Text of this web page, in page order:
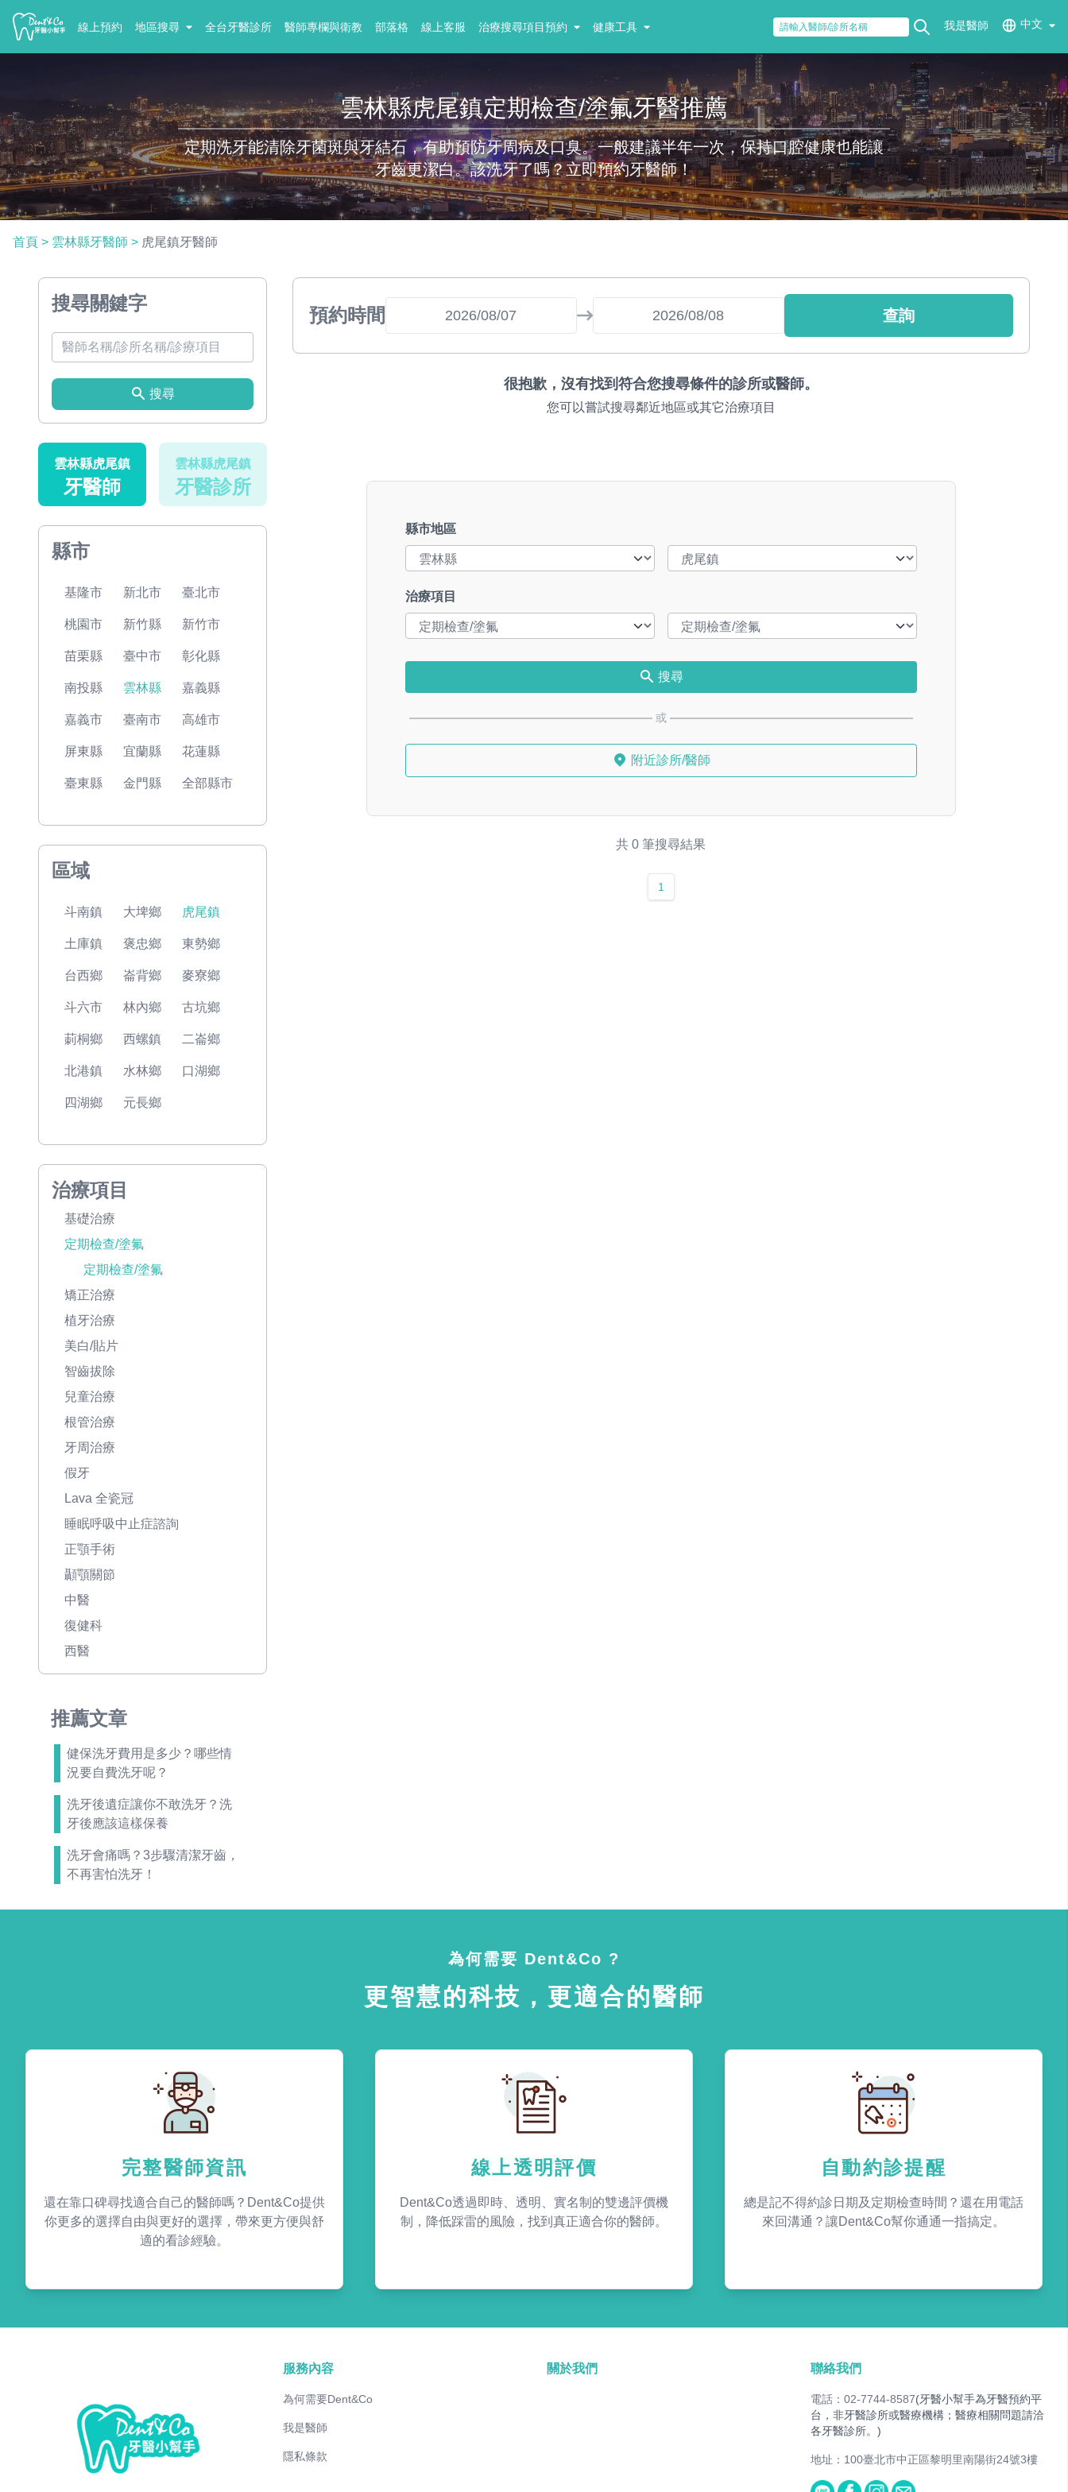
線上預約 地區搜尋 全台牙醫診所 醫師專欄與衛教 部落格 線上客服 治療搜尋項目預約 健康工具 我是醫師 中文
雲林縣虎尾鎮定期檢查/塗氟牙醫推薦
定期洗牙能清除牙菌斑與牙結石，有助預防牙周病及口臭。一般建議半年一次，保持口腔健康也能讓
牙齒更潔白。該洗牙了嗎？立即預約牙醫師！
首頁 > 雲林縣牙醫師 > 虎尾鎮牙醫師
搜尋關鍵字
搜尋
雲林縣虎尾鎮
牙醫師
雲林縣虎尾鎮
牙醫診所
縣市
基隆市 新北市 臺北市
桃園市 新竹縣 新竹市
苗栗縣 臺中市 彰化縣
南投縣 雲林縣 嘉義縣
嘉義市 臺南市 高雄市
屏東縣 宜蘭縣 花蓮縣
臺東縣 金門縣 全部縣市
區域
斗南鎮 大埤鄉 虎尾鎮
土庫鎮 褒忠鄉 東勢鄉
台西鄉 崙背鄉 麥寮鄉
斗六市 林內鄉 古坑鄉
莿桐鄉 西螺鎮 二崙鄉
北港鎮 水林鄉 口湖鄉
四湖鄉 元長鄉
治療項目
基礎治療
定期檢查/塗氟
定期檢查/塗氟
矯正治療
植牙治療
美白/貼片
智齒拔除
兒童治療
根管治療
牙周治療
假牙
Lava 全瓷冠
睡眠呼吸中止症諮詢
正顎手術
顳顎關節
中醫
復健科
西醫
推薦文章
健保洗牙費用是多少？哪些情
況要自費洗牙呢？
洗牙後遺症讓你不敢洗牙？洗
牙後應該這樣保養
洗牙會痛嗎？3步驟清潔牙齒，
不再害怕洗牙！
預約時間 查詢
很抱歉，沒有找到符合您搜尋條件的診所或醫師。
您可以嘗試搜尋鄰近地區或其它治療項目
縣市地區
治療項目
搜尋
或
附近診所/醫師
共 0 筆搜尋結果
1
為何需要 Dent&Co ?
更智慧的科技，更適合的醫師
完整醫師資訊
還在靠口碑尋找適合自己的醫師嗎？Dent&Co提供
你更多的選擇自由與更好的選擇，帶來更方便與舒
適的看診經驗。
線上透明評價
Dent&Co透過即時、透明、實名制的雙邊評價機
制，降低踩雷的風險，找到真正適合你的醫師。
自動約診提醒
總是記不得約診日期及定期檢查時間？還在用電話
來回溝通？讓Dent&Co幫你通通一指搞定。
服務內容
為何需要Dent&Co
我是醫師
隱私條款
關於我們 聯絡我們
電話：02-7744-8587(牙醫小幫手為牙醫預約平
台，非牙醫診所或醫療機構；醫療相關問題請洽
各牙醫診所。)
地址：100臺北市中正區黎明里南陽街24號3樓